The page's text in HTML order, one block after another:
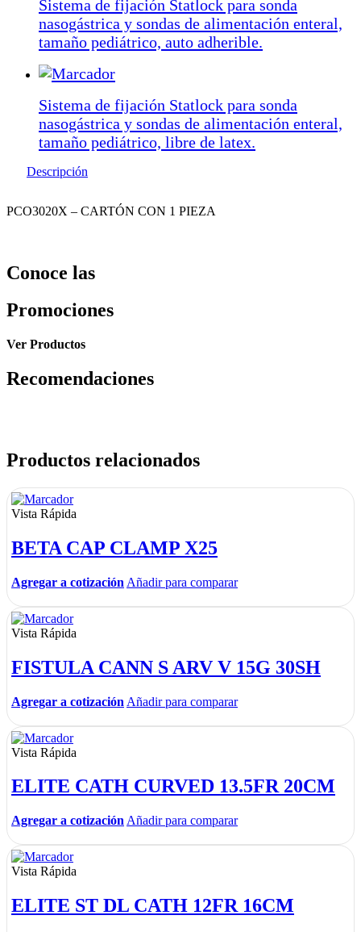
Sistema de fijación Statlock para sonda
nasogástrica y sondas de alimentación enteral,
tamaño pediátrico, auto adherible.
Sistema de fijación Statlock para sonda
nasogástrica y sondas de alimentación enteral,
tamaño pediátrico, libre de latex.
Descripción
PCO3020X – CARTÓN CON 1 PIEZA
Conoce las
Promociones
Ver Productos
Recomendaciones
Productos relacionados
Vista Rápida
BETA CAP CLAMP X25
Agregar a cotización Añadir para comparar
Vista Rápida
FISTULA CANN S ARV V 15G 30SH
Agregar a cotización Añadir para comparar
Vista Rápida
ELITE CATH CURVED 13.5FR 20CM
Agregar a cotización Añadir para comparar
Vista Rápida
ELITE ST DL CATH 12FR 16CM